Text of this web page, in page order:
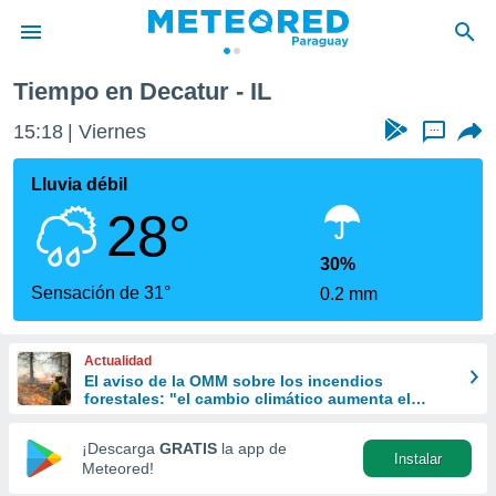
de
ha
para
que se
calidad.
a este
las
y
forma
digital
basada
Tiempo en Decatur - IL
15:18 Viernes ...
Lluvia débil
28°
Sensación de 31°
30%
0.2 mm
Actualidad
El aviso de la OMM sobre los incendios
forestales: "el cambio climático aumenta el
¡Descarga GRATIS la app de
Meteored!
Instalar